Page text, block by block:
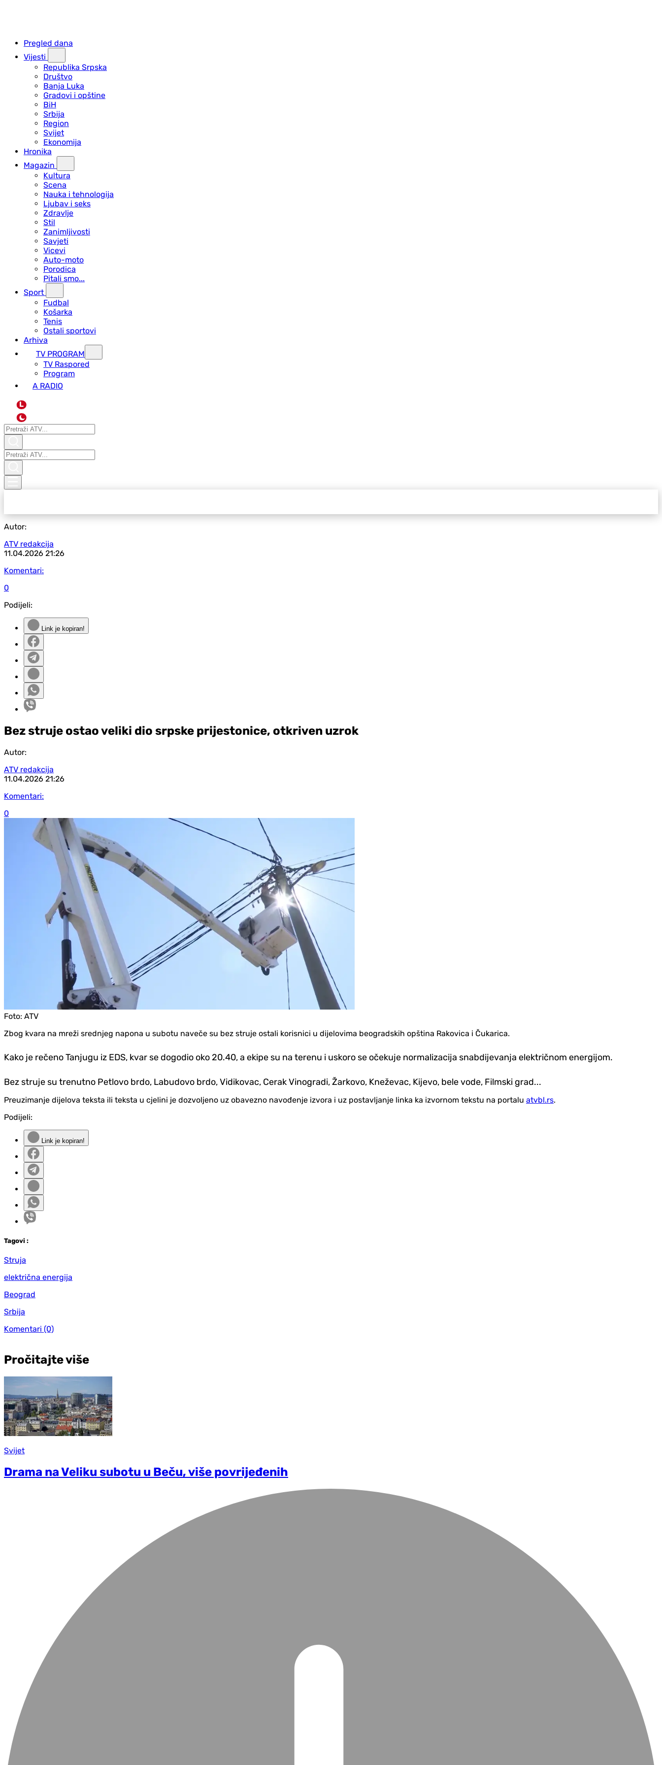
Pregled dana
Vijesti
Republika Srpska
Društvo
Banja Luka
Gradovi i opštine
BiH
Srbija
Region
Svijet
Ekonomija
Hronika
Magazin
Kultura
Scena
Nauka i tehnologija
Ljubav i seks
Zdravlje
Stil
Zanimljivosti
Savjeti
Vicevi
Auto-moto
Porodica
Pitali smo...
Sport
Fudbal
Košarka
Tenis
Ostali sportovi
Arhiva
TV PROGRAM
ТV Raspored
Program
A RADIO
L
Autor:
ATV redakcija
11.04.2026 21:26
Komentari:
0
Podijeli:
Link je kopiran!
Bez struje ostao veliki dio srpske prijestonice, otkriven uzrok
Autor:
ATV redakcija
11.04.2026 21:26
Komentari:
0
Foto: ATV
Zbog kvara na mreži srednjeg napona u subotu naveče su bez struje ostali korisnici u dijelovima beogradskih opština Rakovica i Čukarica.
Kako je rečeno Tanjugu iz EDS, kvar se dogodio oko 20.40, a ekipe su na terenu i uskoro se očekuje normalizacija snabdijevanja električnom energijom.
Bez struje su trenutno Petlovo brdo, Labudovo brdo, Vidikovac, Cerak Vinogradi, Žarkovo, Kneževac, Kijevo, bele vode, Filmski grad...
Preuzimanje dijelova teksta ili teksta u cjelini je dozvoljeno uz obavezno navođenje izvora i uz postavljanje linka ka izvornom tekstu na portalu atvbl.rs.
Podijeli:
Link je kopiran!
Tagovi :
Struja
električna energija
Beograd
Srbija
Komentari (0)
Pročitajte više
Svijet
Drama na Veliku subotu u Beču, više povrijeđenih